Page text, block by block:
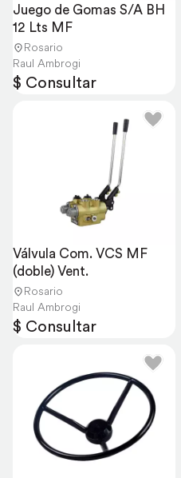
Juego de Gomas S/A BH
12 Lts MF
Rosario
Raul Ambrogi
$ Consultar
Válvula Com. VCS MF
(doble) Vent.
Rosario
Raul Ambrogi
$ Consultar